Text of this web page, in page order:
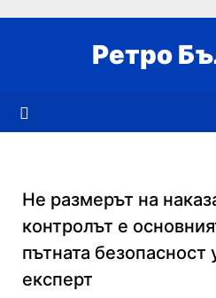
Ретро
Не размерът на
контролът е
пътната безопасност
експерт